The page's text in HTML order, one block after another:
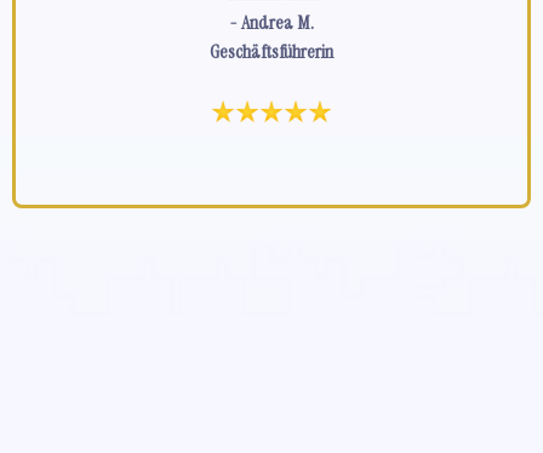
- Andrea M.
Geschäftsführerin